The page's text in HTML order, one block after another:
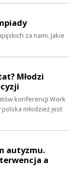
za nami. Jakie
Młodzi
konferencji Work
młodzież jest
autyzmu.
a